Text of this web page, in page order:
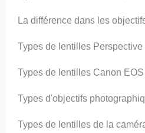
La différence dans les
Types de lentilles Perspective
Types de lentilles Canon EOS
Types d'objectifs
Types de lentilles de la